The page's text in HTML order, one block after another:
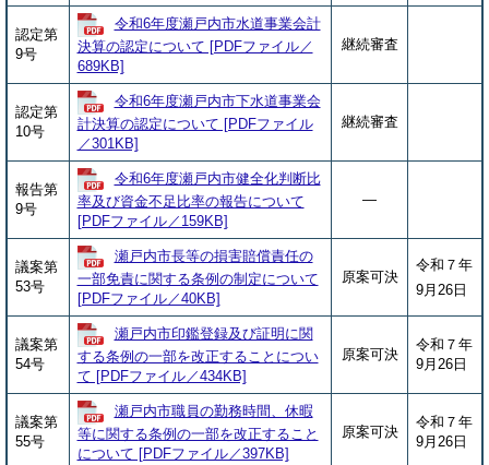
認定第
9号
令和6年度瀬戸内市水道事業会計
決算の認定について [PDFファイル／
689KB]
継続審査
認定第
10号
令和6年度瀬戸内市下水道事業会
計決算の認定について [PDFファイル
／301KB]
継続審査
報告第
9号
令和6年度瀬戸内市健全化判断比
率及び資金不足比率の報告について
[PDFファイル／159KB]
―
議案第
53号
瀬戸内市長等の損害賠償責任の
一部免責に関する条例の制定について
[PDFファイル／40KB]
原案可決
令和７年
9月26日
議案第
54号
瀬戸内市印鑑登録及び証明に関
する条例の一部を改正することについ
て [PDFファイル／434KB]
原案可決
令和７年
9月26日
議案第
55号
瀬戸内市職員の勤務時間、休暇
等に関する条例の一部を改正すること
について [PDFファイル／397KB]
原案可決
令和７年
9月26日